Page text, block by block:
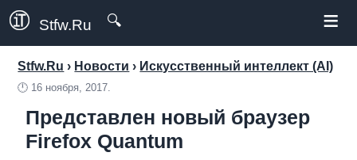
Stfw.Ru 🔍 ≡
Stfw.Ru › Новости › Искусственный интеллект (AI)
🕛 16 ноября, 2017.
Представлен новый браузер
Firefox Quantum